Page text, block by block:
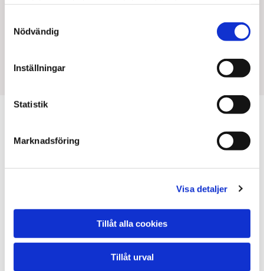
Nödvändig
Inställningar
Statistik
Marknadsföring
Visa detaljer
Tillåt alla cookies
Tillåt urval
Bygg och montage i Blekinge
VÅRA TJÄNSTER